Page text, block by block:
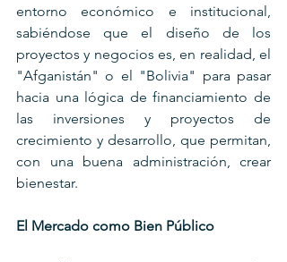
entorno económico e institucional,
sabiéndose que el diseño de los
proyectos y negocios es, en realidad, el
"Afganistán" o el "Bolivia" para pasar
hacia una lógica de financiamiento de
las inversiones y proyectos de
crecimiento y desarrollo, que permitan,
con una buena administración, crear
bienestar.
El Mercado como Bien Público